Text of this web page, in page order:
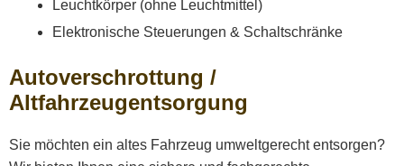
Leuchtkörper (ohne Leuchtmittel)
Elektronische Steuerungen & Schaltschränke
Autoverschrottung /
Altfahrzeugentsorgung
Sie möchten ein altes Fahrzeug umweltgerecht entsorgen?